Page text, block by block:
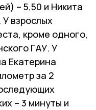
– 5,50 и Никита
взрослых
кроме одного,
ГАУ. У
Екатерина
за 2
– 3 минуты и